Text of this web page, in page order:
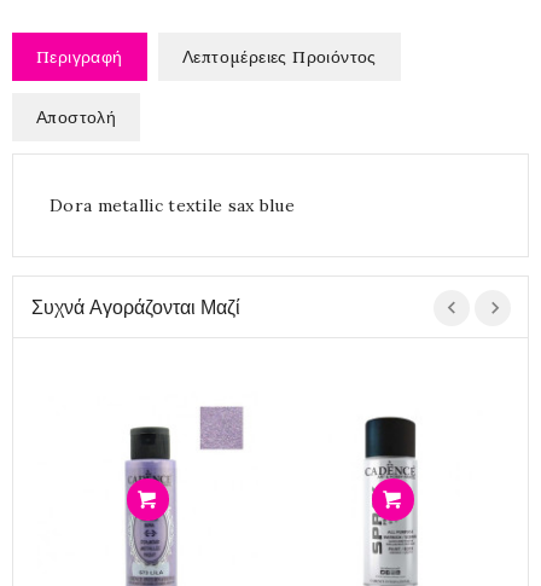
Περιγραφή Λεπτομέρειες Προιόντος
Αποστολή
Dora metallic textile sax blue
Συχνά Αγοράζονται Μαζί